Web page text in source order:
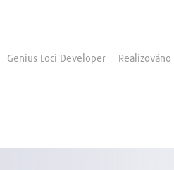
Genius Loci Developer Realizováno